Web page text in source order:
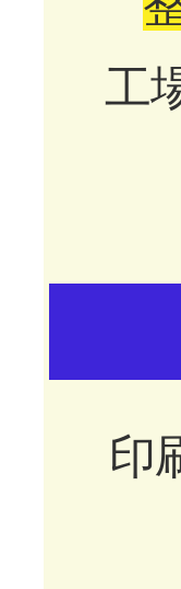
工
印